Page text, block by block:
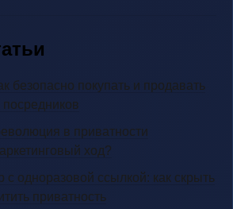
безопасно покупать и продавать
посредников
в приватности
ход?
одноразовой ссылкой: как скрыть
приватность